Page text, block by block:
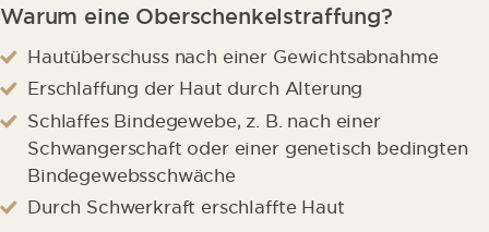
Ablauf
Patientenerfahrung
Schöne Beine
Reicht Sport?
Warum eine Oberschenkelstraffung?
Hautüberschuss nach einer Gewichtsabnahme
Erschlaffung der Haut durch Alterung
Schlaffes Bindegewebe, z. B. nach einer
Schwangerschaft oder einer genetisch bedingten
Bindegewebsschwäche
Durch Schwerkraft erschlaffte Haut